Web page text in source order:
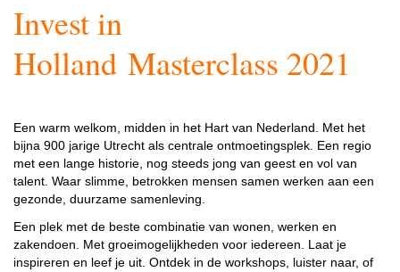
Invest in
Holland Masterclass 2021
Een warm welkom, midden in het Hart van Nederland. Met het
bijna 900 jarige Utrecht als centrale ontmoetingsplek. Een regio
met een lange historie, nog steeds jong van geest en vol van
talent. Waar slimme, betrokken mensen samen werken aan een
gezonde, duurzame samenleving.
Een plek met de beste combinatie van wonen, werken en
zakendoen. Met groeimogelijkheden voor iedereen. Laat je
inspireren en leef je uit. Ontdek in de workshops, luister naar, of